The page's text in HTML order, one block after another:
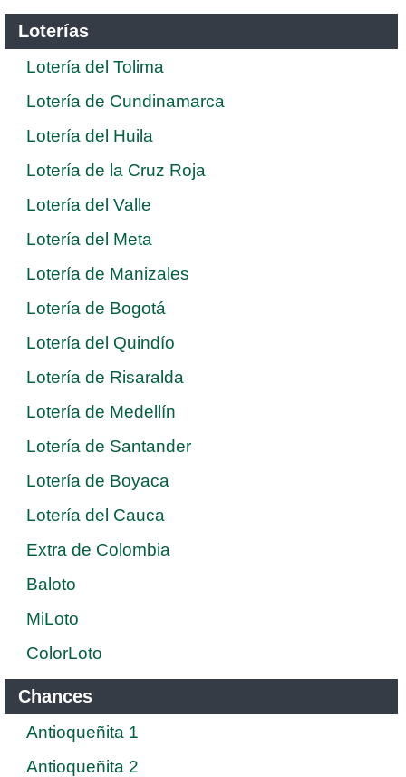
Loterías
Lotería del Tolima
Lotería de Cundinamarca
Lotería del Huila
Lotería de la Cruz Roja
Lotería del Valle
Lotería del Meta
Lotería de Manizales
Lotería de Bogotá
Lotería del Quindío
Lotería de Risaralda
Lotería de Medellín
Lotería de Santander
Lotería de Boyaca
Lotería del Cauca
Extra de Colombia
Baloto
MiLoto
ColorLoto
Chances
Antioqueñita 1
Antioqueñita 2